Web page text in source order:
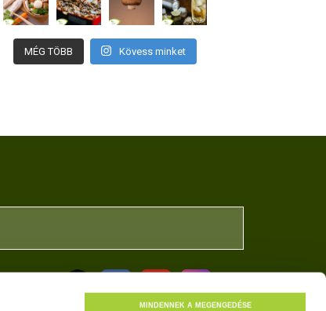
MINDENNEK A MEGENGEDÉSE
MÉG TÖBB Kövess minket